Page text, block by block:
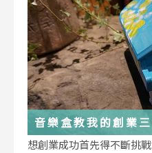
音樂盒教我的創業
想創業成功首先得不斷挑